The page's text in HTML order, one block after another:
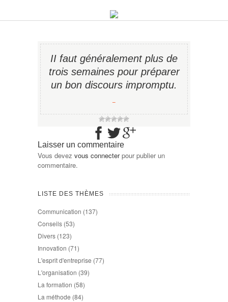
II faut généralement plus de
trois semaines pour préparer
un bon discours impromptu.
−
Laisser un commentaire
Vous devez vous connecterpour publier un
commentaire.
LISTE DES THÈMES
Communication (137)
Conseils (53)
Divers (123)
Innovation (71)
L'esprit d'entreprise (77)
L'organisation (39)
La formation (58)
La méthode (84)